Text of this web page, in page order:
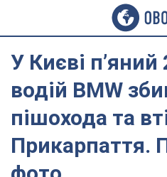
У Києві п’яний
водій BMW
пішохода та
Прикарпаття.